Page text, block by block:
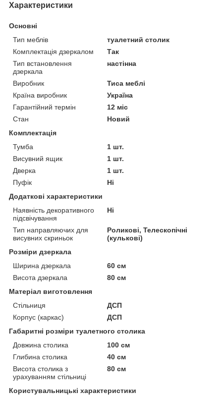
Характеристики
Основні
Тип меблів
туалетний столик
Комплектація дзеркалом
Так
Тип встановлення
дзеркала
настінна
Виробник
Тиса меблі
Країна виробник
Україна
Гарантійний термін
12 міс
Стан
Новий
Комплектація
Тумба
1 шт.
Висувний ящик
1 шт.
Дверка
1 шт.
Пуфік
Ні
Додаткові характеристики
Наявність декоративного
підсвічування
Ні
Тип направляючих для
висувних скриньок
Роликові, Телескопічні
(кулькові)
Розміри дзеркала
Ширина дзеркала
60 см
Висота дзеркала
80 см
Матеріал виготовлення
Стільниця
ДСП
Корпус (каркас)
ДСП
Габаритні розміри туалетного столика
Довжина столика
100 см
Глибина столика
40 см
Висота столика з
урахуванням стільниці
80 см
Користувальницькі характеристики